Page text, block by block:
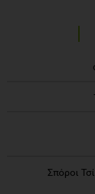
Σπόροι